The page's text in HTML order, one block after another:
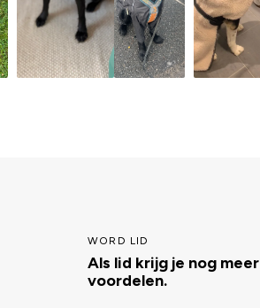
WORD LID
Als lid krijg je nog meer
voordelen.